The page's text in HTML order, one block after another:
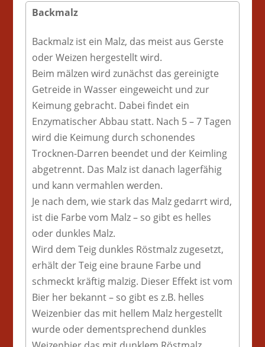
Backmalz
Backmalz ist ein Malz, das meist aus Gerste
oder Weizen hergestellt wird.
Beim mälzen wird zunächst das gereinigte
Getreide in Wasser eingeweicht und zur
Keimung gebracht. Dabei findet ein
Enzymatischer Abbau statt. Nach 5 – 7 Tagen
wird die Keimung durch schonendes
Trocknen-Darren beendet und der Keimling
abgetrennt. Das Malz ist danach lagerfähig
und kann vermahlen werden.
Je nach dem, wie stark das Malz gedarrt wird,
ist die Farbe vom Malz – so gibt es helles
oder dunkles Malz.
Wird dem Teig dunkles Röstmalz zugesetzt,
erhält der Teig eine braune Farbe und
schmeckt kräftig malzig. Dieser Effekt ist vom
Bier her bekannt – so gibt es z.B. helles
Weizenbier das mit hellem Malz hergestellt
wurde oder dementsprechend dunkles